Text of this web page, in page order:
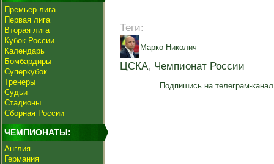
Премьер-лига
Первая лига
Вторая лига
Кубок России
Календарь
Бомбардиры
Суперкубок
Тренеры
Судьи
Стадионы
Сборная России
ЧЕМПИОНАТЫ:
Англия
Германия
Теги:
Марко Николич
ЦСКА, Чемпионат России
Подпишись на телеграм-